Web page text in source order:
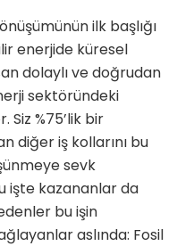
ilk başlığı
enerjide küresel
dolaylı ve doğrudan
sektöründeki
Siz %75’lik bir
diğer iş kollarını bu
sevk
işte kazananlar da
bu işin
aslında: Fosil